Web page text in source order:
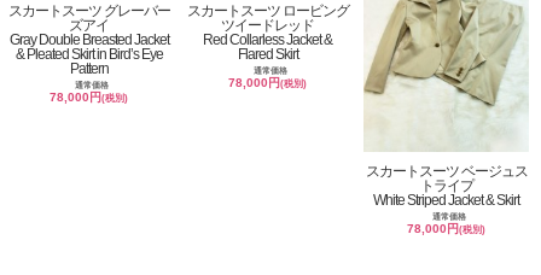
スカートスーツ グレーバー
ズアイ
Gray Double Breasted Jacket
& Pleated Skirt in Bird’s Eye
Pattern
通常価格
78,000円(税別)
スカートスーツ ロービング
ツイードレッド
Red Collarless Jacket &
Flared Skirt
通常価格
78,000円(税別)
スカートスーツ ベージュス
トライプ
White Striped Jacket & Skirt
通常価格
78,000円(税別)